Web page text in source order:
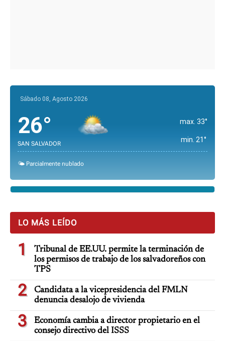
Sábado 08, Agosto 2026
26°
SAN SALVADOR
max. 33°
min. 21°
🌤️ Parcialmente nublado
LO MÁS LEÍDO
1
Tribunal de EE.UU. permite la terminación de
los permisos de trabajo de los salvadoreños con
TPS
2
Candidata a la vicepresidencia del FMLN
denuncia desalojo de vivienda
3
Economía cambia a director propietario en el
consejo directivo del ISSS